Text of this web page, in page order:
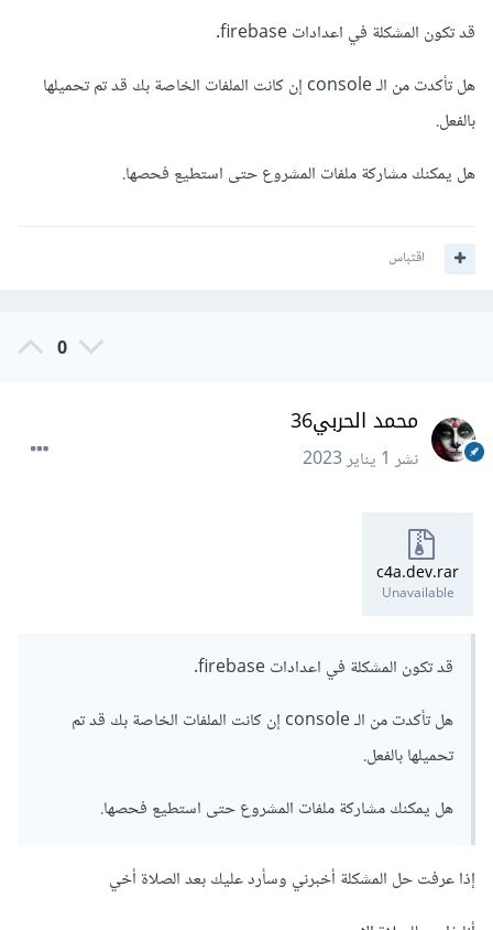
قد تكون المشكلة في اعدادات firebase.
هل تأكدت من الـ console إن كانت الملفات الخاصة بك قد تم تحميلها
بالفعل.
هل يمكنك مشاركة ملفات المشروع حتى استطيع فحصها.
اقتباس
0
محمد الحربي36
نشر1 يناير 2023
c4a.dev.rar
Unavailable
قد تكون المشكلة في اعدادات firebase.
هل تأكدت من الـ console إن كانت الملفات الخاصة بك قد تم
تحميلها بالفعل.
هل يمكنك مشاركة ملفات المشروع حتى استطيع فحصها.
إذا عرفت حل المشكلة أخبرني وسأرد عليك بعد الصلاة أخي